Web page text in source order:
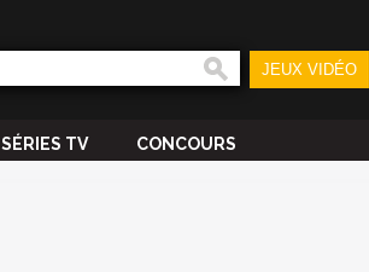
JEUX VIDÉO
SÉRIES TV CONCOURS